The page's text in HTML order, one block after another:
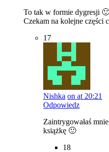
To tak w formie dygresji 🙂
Czekam na kolejne części
17
Nishka on at 20:21
Odpowiedz
Zaintrygowałaś
książkę 🙂
18